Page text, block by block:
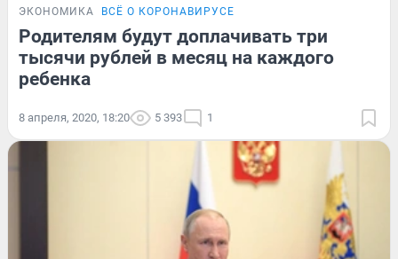
ЭКОНОМИКА ВСЁ О КОРОНАВИРУСЕ
Родителям будут доплачивать три
тысячи рублей в месяц на каждого
ребенка
8 апреля, 2020, 18:20 5 393 1